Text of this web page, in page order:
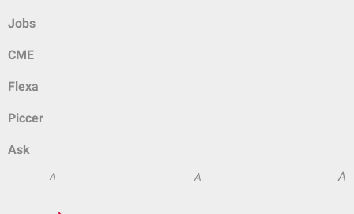
Jobs
CME
Flexa
Piccer
Ask
A A A